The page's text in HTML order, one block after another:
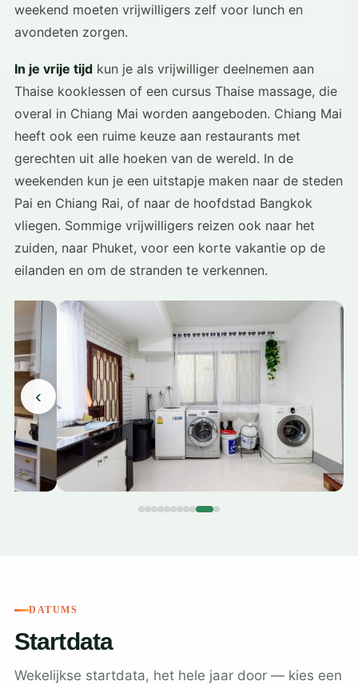
weekend moeten vrijwilligers zelf voor lunch en
avondeten zorgen.
In je vrije tijd kun je als vrijwilliger deelnemen aan
Thaise kooklessen of een cursus Thaise massage, die
overal in Chiang Mai worden aangeboden. Chiang Mai
heeft ook een ruime keuze aan restaurants met
gerechten uit alle hoeken van de wereld. In de
weekenden kun je een uitstapje maken naar de steden
Pai en Chiang Rai, of naar de hoofdstad Bangkok
vliegen. Sommige vrijwilligers reizen ook naar het
zuiden, naar Phuket, voor een korte vakantie op de
eilanden en om de stranden te verkennen.
‹
DATUMS
Startdata
Wekelijkse startdata, het hele jaar door — kies een